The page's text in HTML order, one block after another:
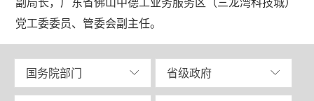
党工委委员、管委会副主任。
国务院部门 省级政府